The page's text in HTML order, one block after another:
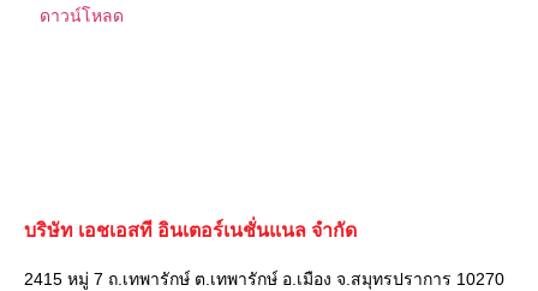
ดาวน์โหลด
บริษัท เอชเอสที อินเตอร์เนชั่นแนล จำกัด
2415 หมู่ 7 ถ.เทพารักษ์ ต.เทพารักษ์ อ.เมือง จ.สมุทรปราการ 10270